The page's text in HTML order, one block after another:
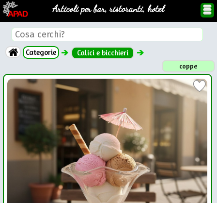
Articoli per bar, ristoranti, hotel
Categorie Calici e bicchieri
coppe